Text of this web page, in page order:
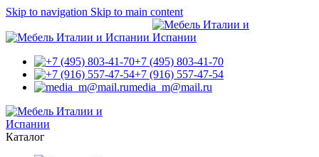
Skip to navigation Skip to main content
+7 (495) 803-41-70
+7 (916) 557-47-54
media_m@mail.ru
Каталог